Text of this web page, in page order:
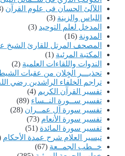
اللآلئ الحسان فى علوم القرآن (8)
اللباس والزينة (3)
المدخل لعلم التوحيد (3)
المدونة (16)
المصحف المرتل للقارئ الشيخ
المكتبة المرئية (1)
الندوات واللقاءات العلمية (2)
تحذيـــر الخٍلان من عقبات
تراجم الخلفاء الراشدين رضي
تفسير القرآن الكريم (4)
تفسير ســورة النــساء (89)
تفسير سورة آل عمــران (28)
تفسير سورة الأنعام (73)
تفسير سورة المائدة (51)
تيسير العلام شرح عمدة الأحكام
خــطب الجمــعة (67)